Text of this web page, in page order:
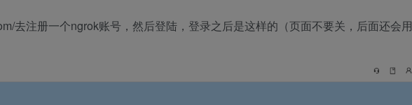
去注册一个ngrok账号，然后登陆，登录之后是这样的（页面不要关，后面还会用